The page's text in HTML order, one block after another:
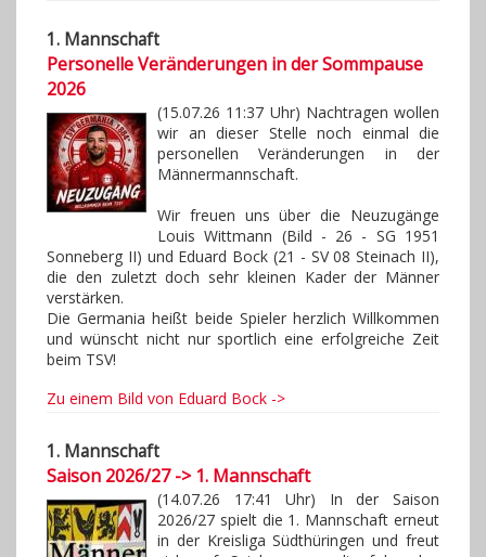
1. Mannschaft
Personelle Veränderungen in der Sommpause
2026
(15.07.26 11:37 Uhr) Nachtragen wollen
wir an dieser Stelle noch einmal die
personellen Veränderungen in der
Männermannschaft.
Wir freuen uns über die Neuzugänge
Louis Wittmann (Bild - 26 - SG 1951
Sonneberg II) und Eduard Bock (21 - SV 08 Steinach II),
die den zuletzt doch sehr kleinen Kader der Männer
verstärken.
Die Germania heißt beide Spieler herzlich Willkommen
und wünscht nicht nur sportlich eine erfolgreiche Zeit
beim TSV!
Zu einem Bild von Eduard Bock ->
1. Mannschaft
Saison 2026/27 -> 1. Mannschaft
(14.07.26 17:41 Uhr) In der Saison
2026/27 spielt die 1. Mannschaft erneut
in der Kreisliga Südthüringen und freut